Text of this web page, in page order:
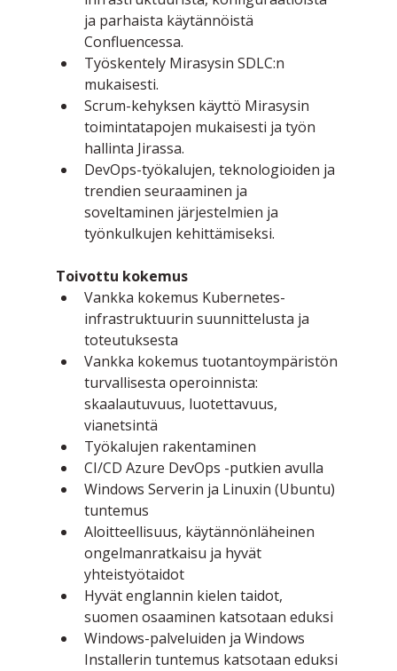
ja parhaista käytännöistä
Confluencessa.
Työskentely Mirasysin SDLC:n
mukaisesti.
Scrum-kehyksen käyttö Mirasysin
toimintatapojen mukaisesti ja työn
hallinta Jirassa.
DevOps-työkalujen, teknologioiden ja
trendien seuraaminen ja
soveltaminen järjestelmien ja
työnkulkujen kehittämiseksi.
Toivottu kokemus
Vankka kokemus Kubernetes-
infrastruktuurin suunnittelusta ja
toteutuksesta
Vankka kokemus tuotantoympäristön
turvallisesta operoinnista:
skaalautuvuus, luotettavuus,
vianetsintä
Työkalujen rakentaminen
CI/CD Azure DevOps -putkien avulla
Windows Serverin ja Linuxin (Ubuntu)
tuntemus
Aloitteellisuus, käytännönläheinen
ongelmanratkaisu ja hyvät
yhteistyötaidot
Hyvät englannin kielen taidot,
suomen osaaminen katsotaan eduksi
Windows-palveluiden ja Windows
Installerin tuntemus katsotaan eduksi